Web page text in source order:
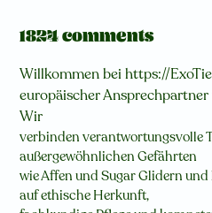
1824 comments
Willkommen bei https://
europäischer
Wir
verbinden verantwortungsvolle
außergewöhnlichen Gefährten
wie Affen und Sugar Glidern
auf ethische Herkunft,